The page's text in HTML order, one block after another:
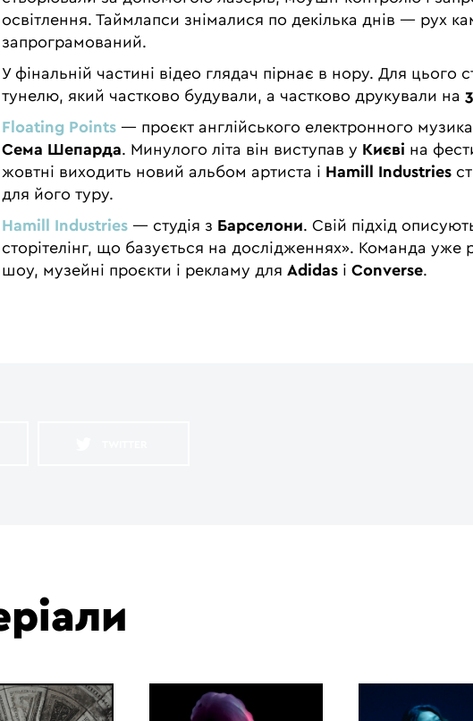
освітлення. Таймлапси знімалися по декілька днів — рух
запрограмований.
У фінальній частині відео глядач пірнає в нору. Для цього
тунелю, який частково будували, а частково друкували на
Floating Points — проєкт англійського електронного
Сема Шепарда. Минулого літа він виступав у Києві на
жовтні виходить новий альбом артиста і Hamill Industries
для його туру.
Hamill Industries — студія з Барселони. Свій підхід
сторітелінг, що базується на дослідженнях». Команда уже
шоу, музейні проєкти і рекламу для Adidas і Converse.